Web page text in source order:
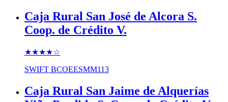
Caja Rural San José de Alcora S.
Coop. de Crédito V.
★★★★☆
SWIFT BCOEESMM113
Caja Rural San Jaime de Alquerías